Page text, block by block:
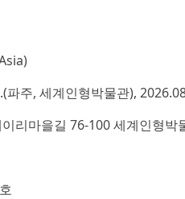
파주, 세계인형박물관),
리마을길 76-100 세계인형박